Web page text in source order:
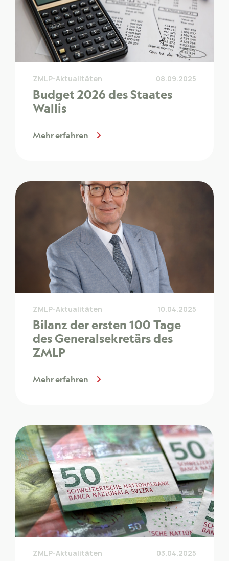
ZMLP-Aktualitäten 08.09.2025
Budget 2026 des Staates
Wallis
Mehr erfahren
ZMLP-Aktualitäten 10.04.2025
Bilanz der ersten 100 Tage
des Generalsekretärs des
ZMLP
Mehr erfahren
ZMLP-Aktualitäten 03.04.2025